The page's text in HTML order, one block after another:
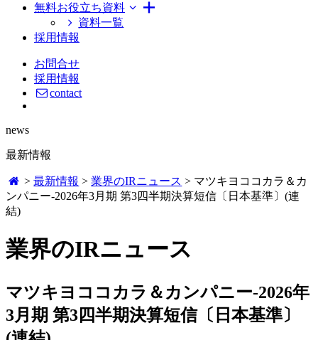
無料お役立ち資料
資料一覧
採用情報
お問合せ
採用情報
contact
news
最新情報
>最新情報 >業界のIRニュース > マツキヨココカラ＆カ
ンパニー-2026年3月期 第3四半期決算短信〔日本基準〕(連
結)
業界のIRニュース
マツキヨココカラ＆カンパニー-2026年
3月期 第3四半期決算短信〔日本基準〕